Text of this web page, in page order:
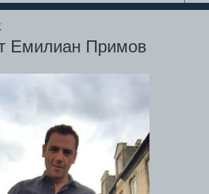
Емилиан Примов